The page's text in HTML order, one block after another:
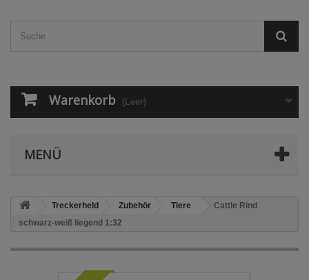
Warenkorb (Leer)
MENÜ
Treckerheld Zubehör Tiere
Cattle Rind
schwarz-weiß liegend 1:32